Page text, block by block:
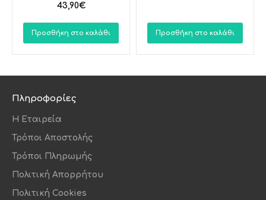
43,90€
Προσθήκη στο καλάθι Προσθήκη στο καλάθι
Πληροφορίες
Η Εταιρεία
Τρόποι Αποστολής
Τρόποι Πληρωμής
Πολιτική Απορρήτου
Πολιτική Cookies